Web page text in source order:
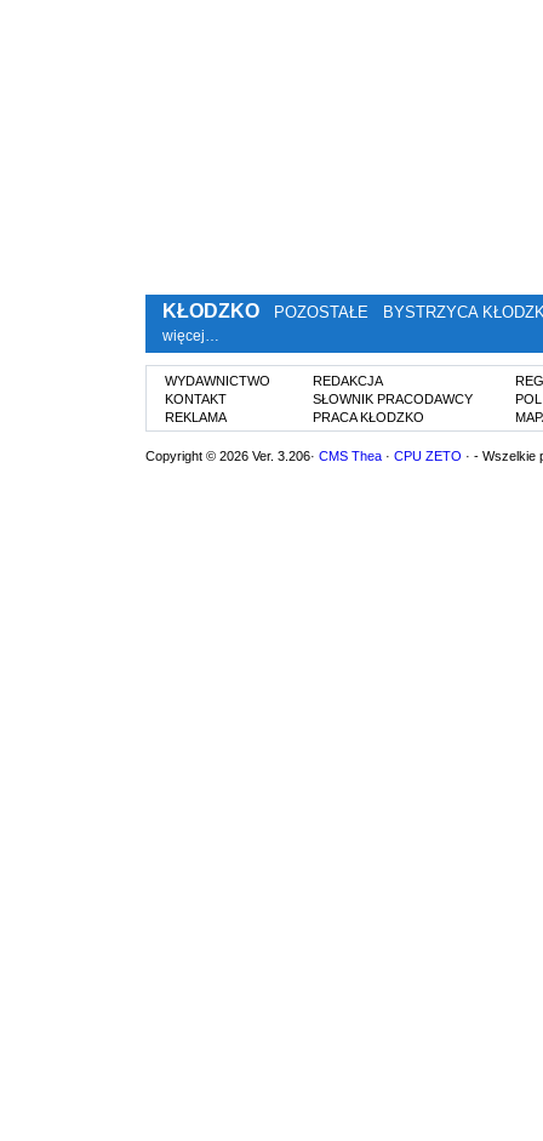
KŁODZKO POZOSTAŁE BYSTRZYCA
więcej…
WYDAWNICTWO
KONTAKT
REKLAMA
REDAKCJA
SŁOWNIK PRACODAWCY
PRACA KŁODZKO
Copyright © 2026 Ver. 3.206· CMS Thea · CPU ZETO · - Wszelkie